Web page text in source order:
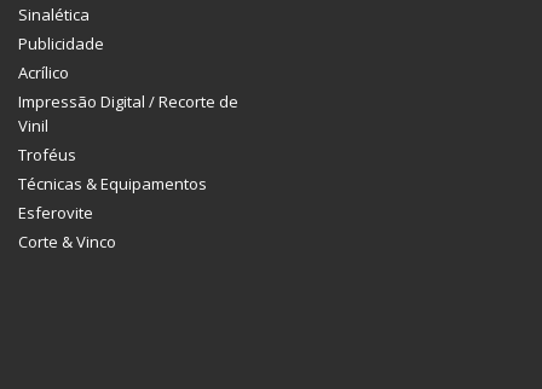
Sinalética
Publicidade
Acrílico
Impressão Digital / Recorte de
Vinil
Troféus
Técnicas & Equipamentos
Esferovite
Corte & Vinco